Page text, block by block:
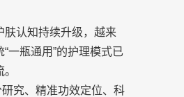
肤认知持续升级，越来
一瓶通用”的护理模式已
究、精准功效定位、科